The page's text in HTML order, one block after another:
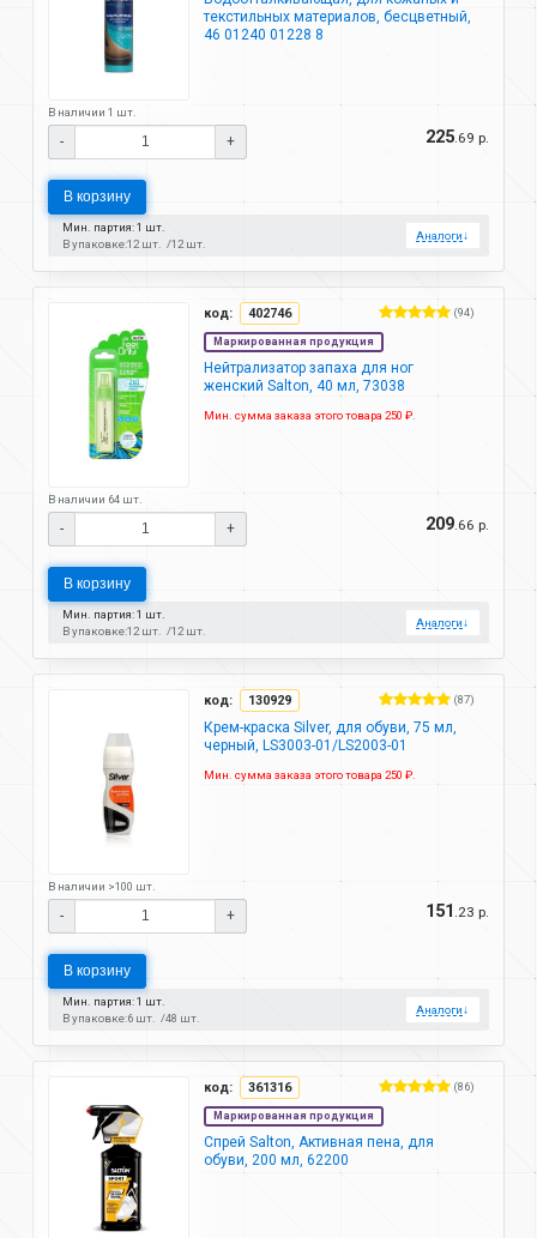
текстильных материалов, бесцветный,
46 01240 01228 8
В наличии 1 шт.
- + 225 .69 р.
В корзину
Мин. партия: 1 шт.
В упаковке:12 шт. 12 шт.
Аналоги↓
код: 402746 (94)
Маркированная продукция
Нейтрализатор запаха для ног
женский Salton, 40 мл, 73038
Мин. сумма заказа этого товара 250 ₽.
В наличии 64 шт.
- + 209 .66 р.
В корзину
Мин. партия: 1 шт.
В упаковке:12 шт. 12 шт.
Аналоги↓
код: 130929 (87)
Крем-краска Silver, для обуви, 75 мл,
черный, LS3003-01/LS2003-01
Мин. сумма заказа этого товара 250 ₽.
В наличии >100 шт.
- + 151 .23 р.
В корзину
Мин. партия: 1 шт.
В упаковке:6 шт. 48 шт.
Аналоги↓
код: 361316 (86)
Маркированная продукция
Спрей Salton, Активная пена, для
обуви, 200 мл, 62200